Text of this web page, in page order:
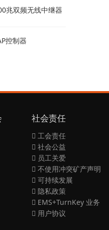
兆双频无线中继器
控制器
社会责任
工会责任
社会公益
员工关爱
不使用冲突矿产声明
可持续发展
隐私政策
EMS+TurnKey 业务
用户协议